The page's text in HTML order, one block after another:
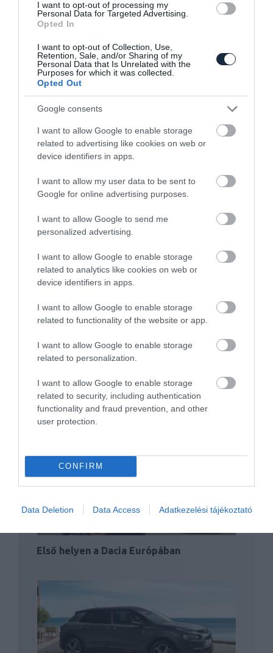
I want to opt-out of processing my
Personal Data for Targeted Advertising.
Opted In
I want to opt-out of Collection, Use,
Retention, Sale, and/or Sharing of my
Personal Data that Is Unrelated with the
Purposes for which it was collected.
Opted Out
Google consents
I want to allow Google to enable storage
related to advertising like cookies on web or
device identifiers in apps.
I want to allow my user data to be sent to
Google for online advertising purposes.
I want to allow Google to send me
personalized advertising.
I want to allow Google to enable storage
related to analytics like cookies on web or
device identifiers in apps.
I want to allow Google to enable storage
related to functionality of the website or app.
I want to allow Google to enable storage
related to personalization.
I want to allow Google to enable storage
related to security, including authentication
functionality and fraud prevention, and other
user protection.
CONFIRM
Data Deletion Data Access Adatkezelési tájékoztató
Itt a Citroen, Peugeot és Toyota közös
kisbusza
Kémfotókon az új Citroen C3-as
A világ leglassabb rendőrautóit állítják
Első helyen a Dacia Európában